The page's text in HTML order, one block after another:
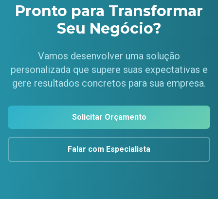
Pronto para Transformar
Seu Negócio?
Vamos desenvolver uma solução
personalizada que supere suas expectativas e
gere resultados concretos para sua empresa.
Solicitar Orçamento
Falar com Especialista